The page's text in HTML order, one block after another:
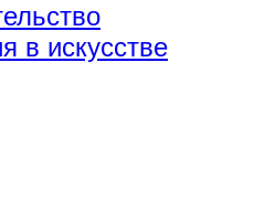
в искусстве